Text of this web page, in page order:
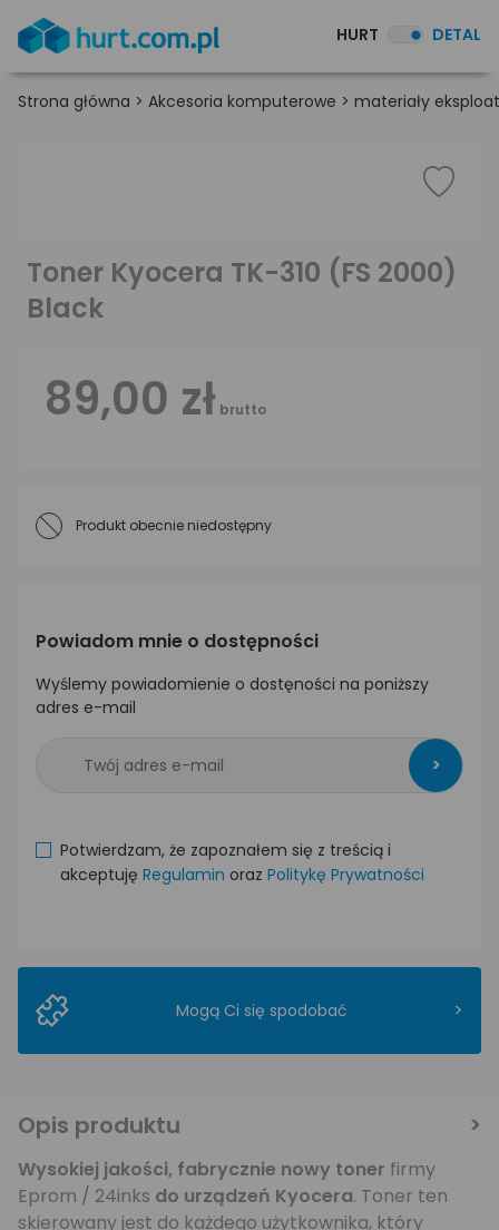
HURT DETAL
Strona główna > Akcesoria komputerowe > materiały
Toner Kyocera TK-310 (FS 2000)
Black
89,00 zł brutto
Produkt obecnie niedostępny
Powiadom mnie o dostępności
Wyślemy powiadomienie o dostęności na poniższy
adres e-mail
>
Potwierdzam, że zapoznałem się z treścią i
akceptuję Regulamin oraz Politykę Prywatności
Mogą Ci się spodobać >
Opis produktu
Wysokiej jakości, fabrycznie nowy toner firmy
Eprom / 24inks do urządzeń Kyocera. Toner ten
skierowany jest do każdego użytkownika, który